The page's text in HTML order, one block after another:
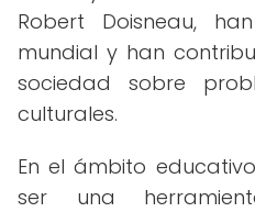
Robert Doisneau,
mundial y han
sociedad sobre
culturales.
En el ámbito
ser una